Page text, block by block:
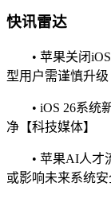
快讯雷达
• 苹果关闭
型用户需谨慎升级
• iOS 26系统
净【科技媒体】
• 苹果AI人才
或影响未来系统安